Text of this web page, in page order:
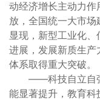
动经济增长主动力
放，全国统一大市
显现，新型工业化
进展，发展新质生
体系取得重大突破。
——科技自立自强
能显著提升，教育